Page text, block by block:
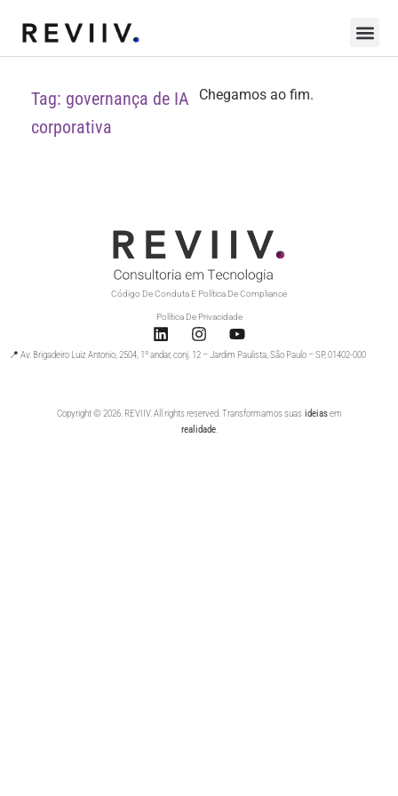
Tag: governança de IA
corporativa
Chegamos ao fim.
Código De Conduta E Política De Compliance
Política De Privacidade
📍 Av. Brigadeiro Luiz Antonio, 2504, 1º andar, conj. 12 – Jardim Paulista, São Paulo – SP, 01402-000
Copyright © 2026. REVIIV. All rights reserved. Transformamos suasideiasem
realidade.